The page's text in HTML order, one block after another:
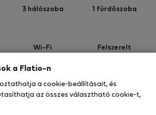
3 hálószoba 1 fürdőszoba
Wi-Fi Felszerelt
ebben az ingatlanban a
a Flatio-n
a cookie-beállításait, és
az összes választható cookie-t,